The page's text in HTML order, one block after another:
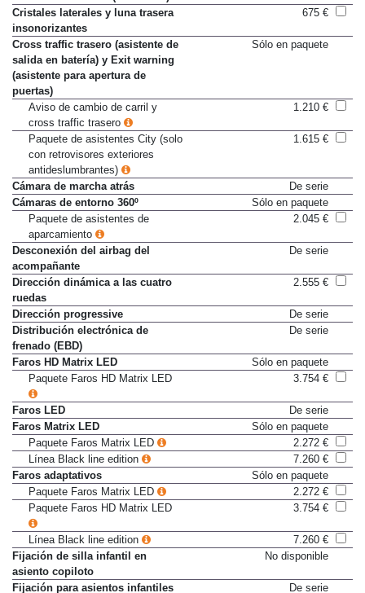
Control de tracción (ASR+EDS)
De serie
Cristales laterales y luna trasera
insonorizantes
Cross traffic trasero (asistente de
salida en batería) y Exit warning
(asistente para apertura de
puertas)
Aviso de cambio de carril y
cross traffic trasero
Paquete de asistentes City (solo
con retrovisores exteriores
antideslumbrantes)
Cámara de marcha atrás
De serie
Cámaras de entorno 360º
Sólo en paquete
Paquete de asistentes de
aparcamiento
Desconexión del airbag del
acompañante
Dirección dinámica a las cuatro
ruedas
Dirección progressive
De serie
Distribución electrónica de
frenado (EBD)
Faros HD Matrix LED
Sólo en paquete
Paquete Faros HD Matrix LED
Faros LED
De serie
Faros Matrix LED
Sólo en paquete
Paquete Faros Matrix LED
2.272 €
Línea Black line edition
7.260 €
Faros adaptativos
Sólo en paquete
Paquete Faros Matrix LED
2.272 €
Paquete Faros HD Matrix LED
Línea Black line edition
7.260 €
Fijación de silla infantil en
asiento copiloto